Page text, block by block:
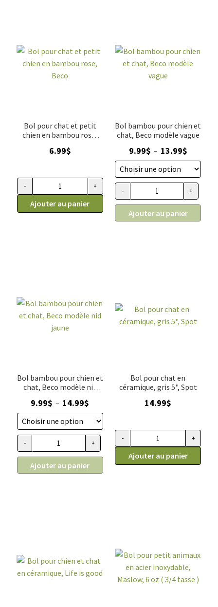
Bol pour chat et petit
chien en bambou rose,
6.99$
quantité de Bol pour chat et petit chien en bambou rose,
- +
Ajouter au panier
Bol bambou pour chien et
chat, Beco modèle vague
9.99$ – 13.99$Plage
de
prix :
9.99$
à
13.99$
quantité de Bol bambou pour
- +
Ajouter au panier
Bol bambou pour chien et
chat, Beco modèle nid
9.99$ – 14.99$
de
prix :
9.99$
à
14.99$
quantité de Bol bambou pour chien et chat, Beco modèle
- +
Ajouter au panier
Bol pour chat en
céramique, gris 5", Spot
14.99$
quantité de Bol pour chat en
- +
Ajouter au panier